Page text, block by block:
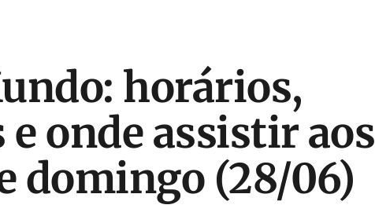
horários,
e onde assistir aos
domingo (28/06)